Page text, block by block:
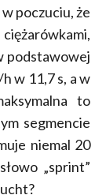
poczuciu, że
podstawowej
w 11,7 s, a w
to
segmencie
niemal 20
„sprint”